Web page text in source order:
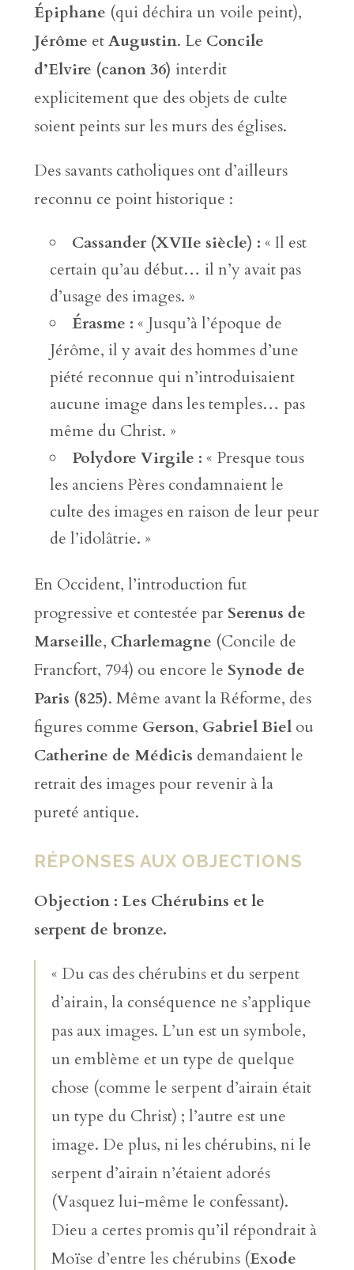
Épiphane (qui déchira un voile peint),
Jérôme etAugustin. Le Concile
d’Elvire (canon 36) interdit
explicitement que des objets de culte
soient peints sur les murs des églises.
Des savants catholiques ont d’ailleurs
reconnu ce point historique :
Cassander (XVIIe siècle) : « Il est
certain qu’au début… il n’y avait pas
d’usage des images. »
Érasme : « Jusqu’à l’époque de
Jérôme, il y avait des hommes d’une
piété reconnue qui n’introduisaient
aucune image dans les temples… pas
même du Christ. »
Polydore Virgile : « Presque tous
les anciens Pères condamnaient le
culte des images en raison de leur peur
de l’idolâtrie. »
En Occident, l’introduction fut
progressive et contestée par Serenus de
Marseille, Charlemagne (Concile de
Francfort, 794) ou encore le Synode de
Paris (825). Même avant la Réforme, des
figures comme Gerson, Gabriel Bielou
Catherine de Médicis demandaient le
retrait des images pour revenir à la
pureté antique.
RÉPONSES AUX OBJECTIONS
Objection : Les Chérubins et le
serpent de bronze.
« Du cas des chérubins et du serpent
d’airain, la conséquence ne s’applique
pas aux images. L’un est un symbole,
un emblème et un type de quelque
chose (comme le serpent d’airain était
un type du Christ) ; l’autre est une
image. De plus, ni les chérubins, ni le
serpent d’airain n’étaient adorés
(Vasquez lui-même le confessant).
Dieu a certes promis qu’il répondrait à
Moïse d’entre les chérubins (Exode